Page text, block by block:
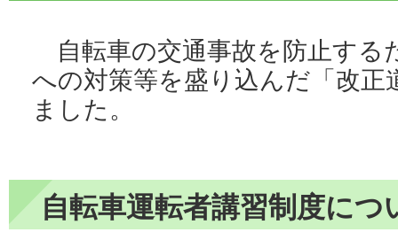
自転車の交通事故を防止する
への対策等を盛り込んだ「改正
ました。
自転車運転者講習制度につ